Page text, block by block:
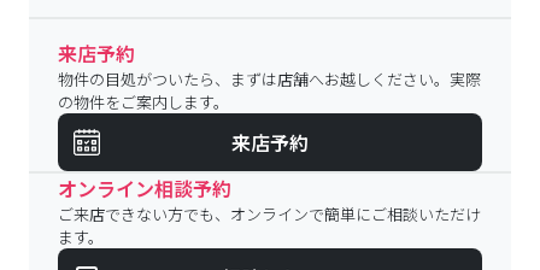
来店予約
物件の目処がついたら、まずは店舗へお越しください。実際
の物件をご案内します。
来店予約
オンライン相談予約
ご来店できない方でも、オンラインで簡単にご相談いただけ
ます。